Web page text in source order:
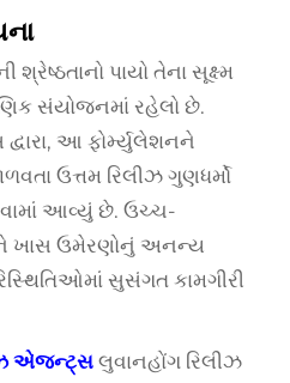
પાયો તેના સૂક્ષ્મ
સંયોજનમાં રહેલો છે.
દ્વારા, આ ફોર્મ્યુલેશનને
ઉત્તમ રિલીઝ ગુણધર્મો
આવ્યું છે. ઉચ્ચ-
ખાસ ઉમેરણોનું અનન્ય
સુસંગત કામગીરી
એજન્ટ્સ લુવાનહોંગ રિલીઝ